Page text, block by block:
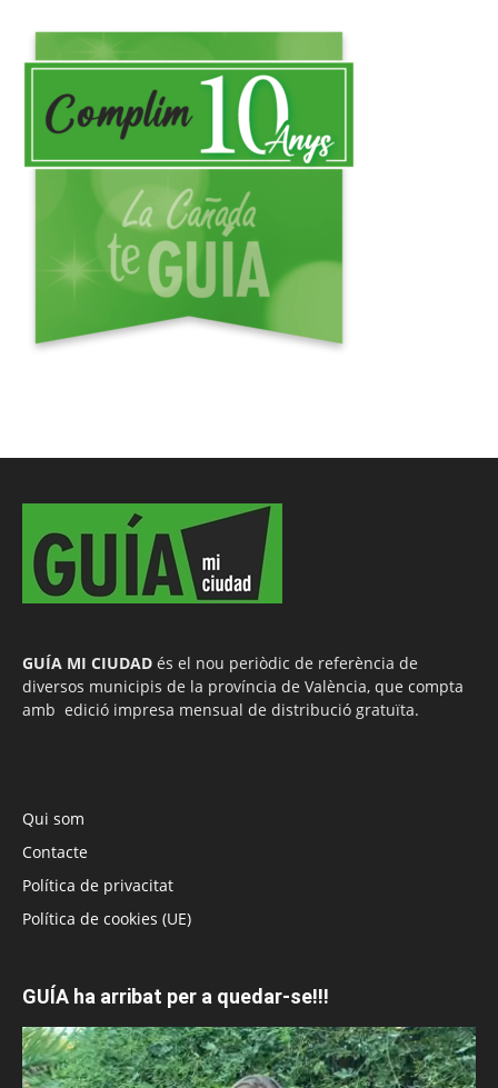
GUÍA MI CIUDAD és el nou periòdic de referència de
diversos municipis de la província de València, que compta
amb edició impresa mensual de distribució gratuïta.
Qui som
Contacte
Política de privacitat
Política de cookies (UE)
GUÍA ha arribat per a quedar-se!!!
Reproductor
de